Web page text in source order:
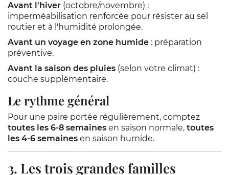
Avant l'hiver (octobre/novembre) :
imperméabilisation renforcée pour résister au sel
routier et à l'humidité prolongée.
Avant un voyage en zone humide : préparation
préventive.
Avant la saison des pluies (selon votre climat) :
couche supplémentaire.
Le rythme général
Pour une paire portée régulièrement, comptez
toutes les 6-8 semaines en saison normale, toutes
les 4-6 semaines en saison humide.
3. Les trois grandes familles